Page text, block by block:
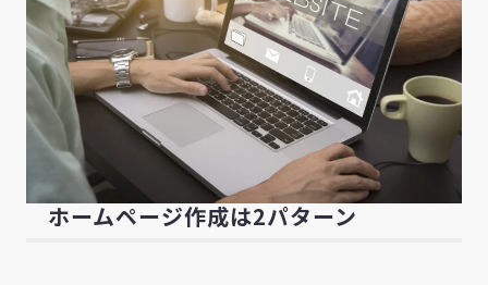
ホームページ作成は2パターン